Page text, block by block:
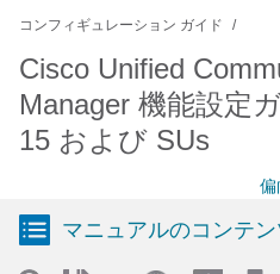
コンフィギュレーション ガイド
Cisco Unified
Manager 機能設定
15 および SUs
偏
マニュアルのコンテン